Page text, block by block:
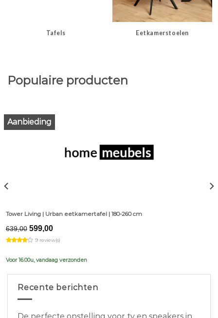
Tafels Eetkamerstoelen
Populaire producten
Aanbieding
Tower Living | Urban eetkamertafel | 180-260 cm
639,00 Original
price
was:
599,00Current
is:
9 review(s)
Voor 16.00u, vandaag verzonden
Recente berichten